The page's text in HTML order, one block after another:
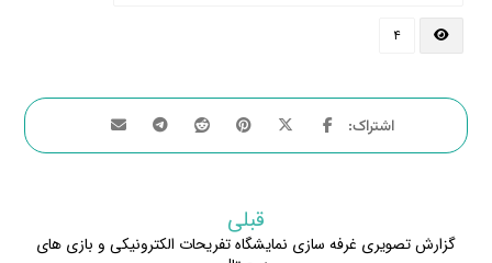
۴
قبلی
گزارش تصویری غرفه سازی نمایشگاه تفریحات الکترونیکی و بازی های